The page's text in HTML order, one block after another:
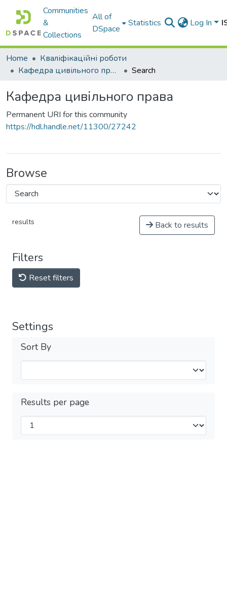
Communities
&
Collections
All of
DSpace
Statistics Log In
Home
Кваліфікаційні роботи
Кафедра цивільного права
Search
Кафедра цивільного права
Permanent URI for this community
https://hdl.handle.net/11300/27242
Browse
results Back to results
Filters
Reset filters
Settings
Sort By
Results per page